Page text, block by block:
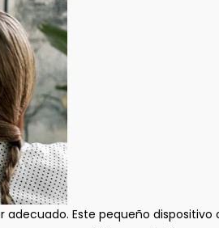
adecuado. Este pequeño